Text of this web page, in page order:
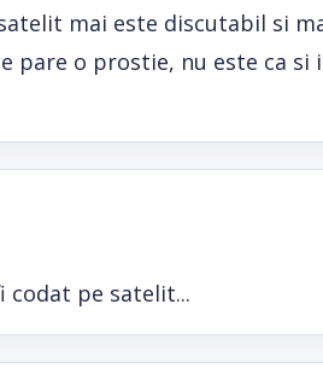
mai este discutabil si
pare o prostie, nu este ca si
codat pe satelit...